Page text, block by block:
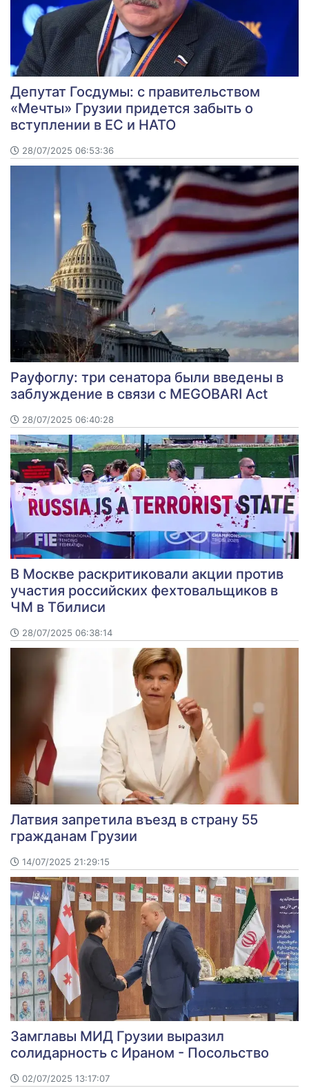
Депутат Госдумы: с правительством
«Мечты» Грузии придется забыть о
вступлении в ЕС и НАТО
28/07/2025 06:53:36
Рауфоглу: три сенатора были введены в
заблуждение в связи с MEGOBARI Act
28/07/2025 06:40:28
В Москве раскритиковали акции против
участия российских фехтовальщиков в
ЧМ в Тбилиси
28/07/2025 06:38:14
Латвия запретила въезд в страну 55
гражданам Грузии
14/07/2025 21:29:15
Замглавы МИД Грузии выразил
солидарность с Ираном - Посольство
02/07/2025 13:17:07